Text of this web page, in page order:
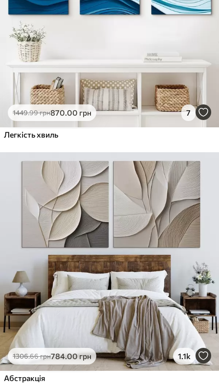
1449.99грн870.00 грн 7
Легкість хвиль
1306.66грн784.00грн 1.1k
Абстракція